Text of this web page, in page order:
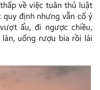
về việc tuân thủ luật
định nhưng vẫn cố ý
ẩu, đi ngược chiều,
uống rượu bia rồi lái